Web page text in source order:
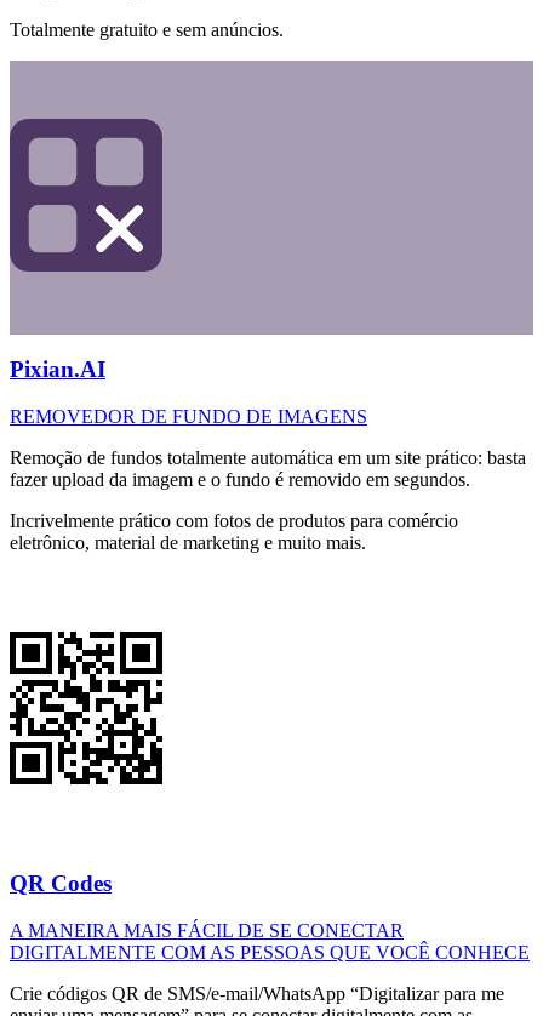
Totalmente gratuito e sem anúncios.
Pixian.AI
REMOVEDOR DE FUNDO DE IMAGENS
Remoção de fundos totalmente automática em um site prático: basta
fazer upload da imagem e o fundo é removido em segundos.
Incrivelmente prático com fotos de produtos para comércio
eletrônico, material de marketing e muito mais.
QR Codes
A MANEIRA MAIS FÁCIL DE SE CONECTAR
DIGITALMENTE COM AS PESSOAS QUE VOCÊ CONHECE
Crie códigos QR de SMS/e-mail/WhatsApp “Digitalizar para me